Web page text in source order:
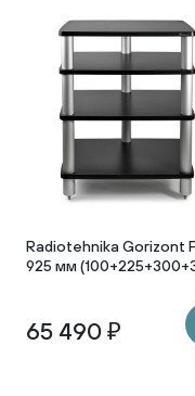
Radiotehnika Gorizont
925 мм
65 490 ₽